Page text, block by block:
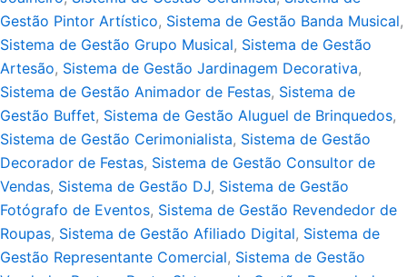
Gestão Pintor Artístico, Sistema de Gestão Banda Musical,
Sistema de Gestão Grupo Musical, Sistema de Gestão
Artesão, Sistema de Gestão Jardinagem Decorativa,
Sistema de Gestão Animador de Festas, Sistema de
Gestão Buffet, Sistema de Gestão Aluguel de Brinquedos,
Sistema de Gestão Cerimonialista, Sistema de Gestão
Decorador de Festas, Sistema de Gestão Consultor de
Vendas, Sistema de Gestão DJ, Sistema de Gestão
Fotógrafo de Eventos, Sistema de Gestão Revendedor de
Roupas, Sistema de Gestão Afiliado Digital, Sistema de
Gestão Representante Comercial, Sistema de Gestão